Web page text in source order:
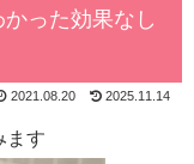
った効果なし
2021.08.20 2025.11.14
ます